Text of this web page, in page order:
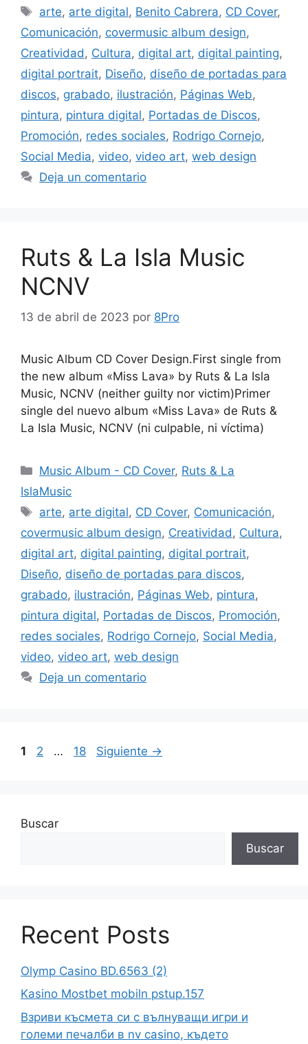
arte, arte digital, Benito Cabrera, CD Cover,
Comunicación, covermusic album design,
Creatividad, Cultura, digital art, digital painting,
digital portrait, Diseño, diseño de portadas para
discos, grabado, ilustración, Páginas Web,
pintura, pintura digital, Portadas de Discos,
Promoción, redes sociales, Rodrigo Cornejo,
Social Media, video, video art, web design
Deja un comentario
Ruts & La Isla Music
NCNV
13 de abril de 2023 por 8Pro
Music Album CD Cover Design.First single from
the new album «Miss Lava» by Ruts & La Isla
Music, NCNV (neither guilty nor victim)Primer
single del nuevo album «Miss Lava» de Ruts &
La Isla Music, NCNV (ni culpable, ni víctima)
Music Album - CD Cover, Ruts & La
IslaMusic
arte, arte digital, CD Cover, Comunicación,
covermusic album design, Creatividad , Cultura,
digital art, digital painting, digital portrait,
Diseño, diseño de portadas para discos,
grabado, ilustración, Páginas Web, pintura,
pintura digital, Portadas de Discos, Promoción,
redes sociales, Rodrigo Cornejo, Social Media,
video, video art, web design
Deja un comentario
1 2 … 18 Siguiente →
Buscar
Buscar
Recent Posts
Olymp Casino BD.6563 (2)
Kasino Mostbet mobiln pstup.157
Взриви късмета си с вълнуващи игри и
големи печалби в nv casino, където